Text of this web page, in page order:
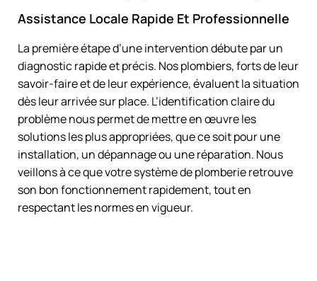
Assistance Locale Rapide Et Professionnelle
La première étape d’une intervention débute par un
diagnostic rapide et précis. Nos plombiers, forts de leur
savoir-faire et de leur expérience, évaluent la situation
dès leur arrivée sur place. L’identification claire du
problème nous permet de mettre en œuvre les
solutions les plus appropriées, que ce soit pour une
installation, un dépannage ou une réparation. Nous
veillons à ce que votre système de plomberie retrouve
son bon fonctionnement rapidement, tout en
respectant les normes en vigueur.